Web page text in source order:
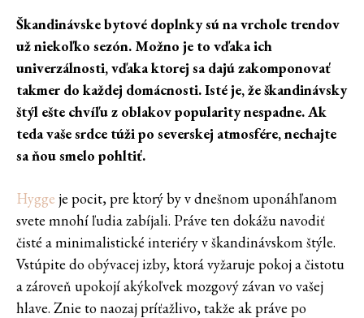
Škandinávske bytové doplnky sú na vrchole trendov
už niekoľko sezón. Možno je to vďaka ich
univerzálnosti, vďaka ktorej sa dajú zakomponovať
takmer do každej domácnosti. Isté je, že škandinávsky
štýl ešte chvíľu z oblakov popularity nespadne. Ak
teda vaše srdce túži po severskej atmosfére, nechajte
sa ňou smelo pohltiť.
Hygge je pocit, pre ktorý by v dnešnom uponáhľanom
svete mnohí ľudia zabíjali. Práve ten dokážu navodiť
čisté a minimalistické interiéry v škandinávskom štýle.
Vstúpite do obývacej izby, ktorá vyžaruje pokoj a čistotu
a zároveň upokojí akýkoľvek mozgový závan vo vašej
hlave. Znie to naozaj príťažlivo, takže ak práve po